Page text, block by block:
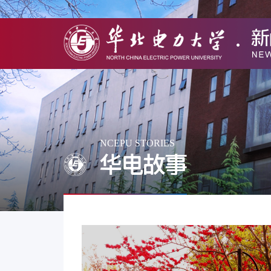
NCEPU STORIES
华电故事